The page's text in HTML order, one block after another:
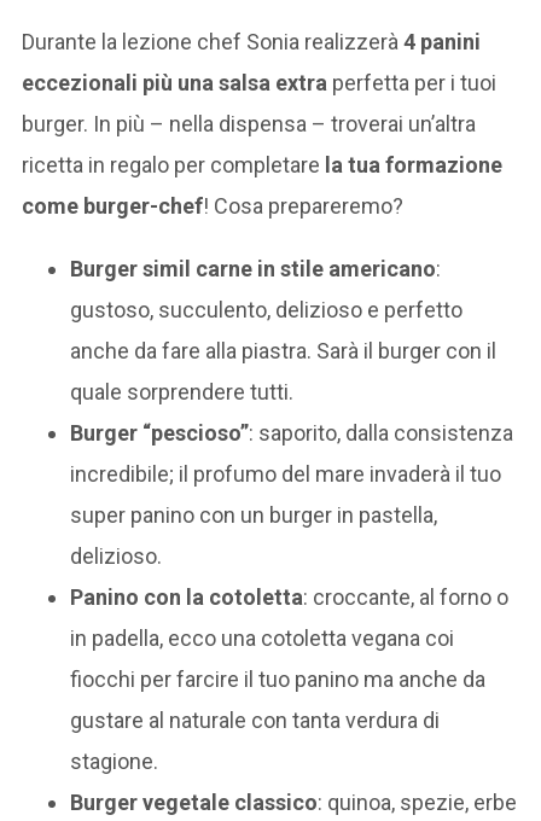
Durante la lezione chef Sonia realizzerà 4 panini
eccezionali più una salsa extra perfetta per i tuoi
burger. In più – nella dispensa – troverai un’altra
ricetta in regalo per completare la tua formazione
come burger-chef! Cosa prepareremo?
Burger simil carne in stile americano:
gustoso, succulento, delizioso e perfetto
anche da fare alla piastra. Sarà il burger con il
quale sorprendere tutti.
Burger “pescioso”: saporito, dalla consistenza
incredibile; il profumo del mare invaderà il tuo
super panino con un burger in pastella,
delizioso.
Panino con la cotoletta: croccante, al forno o
in padella, ecco una cotoletta vegana coi
fiocchi per farcire il tuo panino ma anche da
gustare al naturale con tanta verdura di
stagione.
Burger vegetale classico: quinoa, spezie, erbe